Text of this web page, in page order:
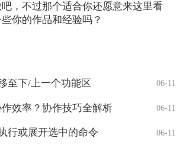
，不过那个适合你还愿意来这里看
你的作品和经验吗？
至下/上一个功能区 06-11
效率？协作技巧全解析 06-11
行或展开选中的命令 06-11